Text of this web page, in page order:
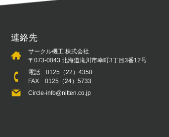
連絡先
サークル機工 株式会社
〒073-0043 北海道滝川市幸町3丁目3番12号
電話0125（22）4350
FAX 0125（24）5733
Circle-info@nitten.co.jp